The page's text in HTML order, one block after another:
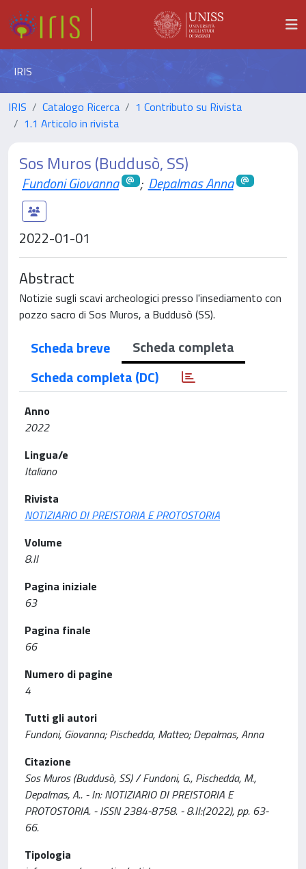
IRIS
IRIS Catalogo Ricerca
1 Contributo su Rivista
1.1 Articolo in rivista
Sos Muros (Buddusò, SS)
Fundoni Giovanna ; Depalmas Anna
2022-01-01
Abstract
Notizie sugli scavi archeologici presso l'insediamento con
pozzo sacro di Sos Muros, a Buddusò (SS).
Scheda breve
Scheda completa
Scheda completa (DC)
Anno
2022
Lingua/e
Italiano
Rivista
NOTIZIARIO DI PREISTORIA E PROTOSTORIA
Volume
8.II
Pagina iniziale
63
Pagina finale
66
Numero di pagine
4
Tutti gli autori
Fundoni, Giovanna; Pischedda, Matteo; Depalmas, Anna
Citazione
Sos Muros (Buddusò, SS) / Fundoni, G., Pischedda, M.,
Depalmas, A.. - In: NOTIZIARIO DI PREISTORIA E
PROTOSTORIA. - ISSN 2384-8758. - 8.II:(2022), pp. 63-
66.
Tipologia